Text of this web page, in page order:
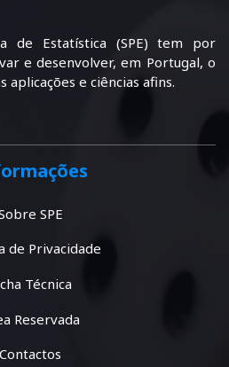
de Estatística (SPE) tem por
e desenvolver, em Portugal, o
aplicações e ciências afins.
SPE
de Privacidade
Técnica
Reservada
Contactos